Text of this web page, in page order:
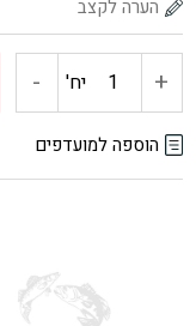
+ כמות
של
קפוא
יח' -
הוספה למועדפים